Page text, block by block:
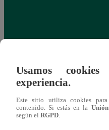
Usamos
experiencia.
Este sitio utiliza cookies
contenido. Si estás en la
según el RGPD